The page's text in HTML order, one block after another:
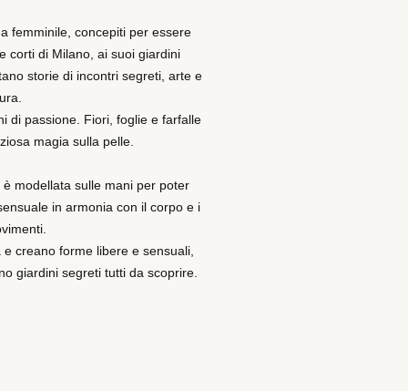
femminile, concepiti per essere
corti di Milano, ai suoi giardini
storie di incontri segreti, arte e
di passione. Fiori, foglie e farfalle
magia sulla pelle.
modellata sulle mani per poter
in armonia con il corpo e i
creano forme libere e sensuali,
giardini segreti tutti da scoprire.